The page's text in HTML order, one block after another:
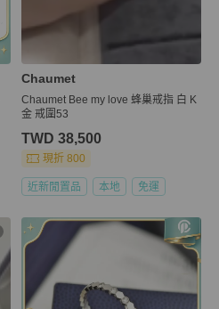
Chaumet
Chaumet Bee my love 蜂巢戒指 白 K
金 戒圍53
TWD 38,500
現折 800
近新閒置品 本地 免運